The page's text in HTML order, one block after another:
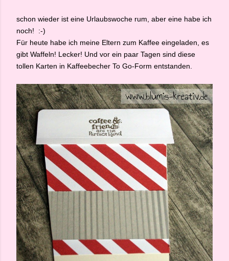
schon wieder ist eine Urlaubswoche rum, aber eine habe ich
noch! :-)
Für heute habe ich meine Eltern zum Kaffee eingeladen, es
gibt Waffeln! Lecker! Und vor ein paar Tagen sind diese
tollen Karten in Kaffeebecher To Go-Form entstanden.